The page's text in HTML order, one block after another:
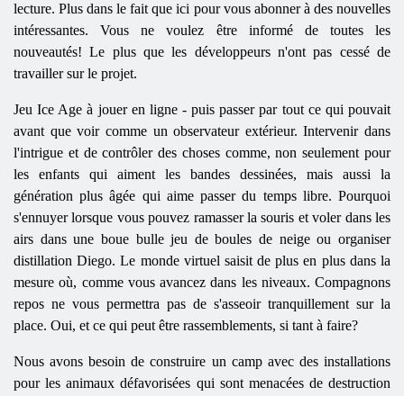
lecture. Plus dans le fait que ici pour vous abonner à des nouvelles
intéressantes. Vous ne voulez être informé de toutes les
nouveautés! Le plus que les développeurs n'ont pas cessé de
travailler sur le projet.
Jeu Ice Age à jouer en ligne - puis passer par tout ce qui pouvait
avant que voir comme un observateur extérieur. Intervenir dans
l'intrigue et de contrôler des choses comme, non seulement pour
les enfants qui aiment les bandes dessinées, mais aussi la
génération plus âgée qui aime passer du temps libre. Pourquoi
s'ennuyer lorsque vous pouvez ramasser la souris et voler dans les
airs dans une boue bulle jeu de boules de neige ou organiser
distillation Diego. Le monde virtuel saisit de plus en plus dans la
mesure où, comme vous avancez dans les niveaux. Compagnons
repos ne vous permettra pas de s'asseoir tranquillement sur la
place. Oui, et ce qui peut être rassemblements, si tant à faire?
Nous avons besoin de construire un camp avec des installations
pour les animaux défavorisées qui sont menacées de destruction